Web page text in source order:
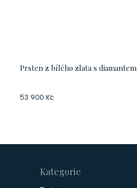
Prsten z bílého zlata s diamantem
53 900 Kč
Kategorie